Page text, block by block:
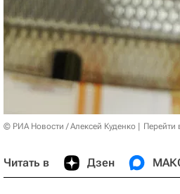
© РИА Новости / Алексей Куденко Перейти
Читать в Дзен